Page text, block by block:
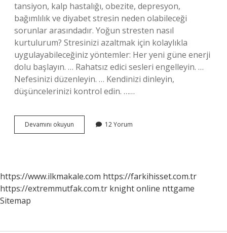
tansiyon, kalp hastalığı, obezite, depresyon,
bağımlılık ve diyabet stresin neden olabileceği
sorunlar arasındadır. Yoğun stresten nasıl
kurtulurum? Stresinizi azaltmak için kolaylıkla
uygulayabileceğiniz yöntemler: Her yeni güne enerji
dolu başlayın. … Rahatsız edici sesleri engelleyin. …
Nefesinizi düzenleyin. … Kendinizi dinleyin,
düşüncelerinizi kontrol edin. ……
Devamını okuyun
Biriken
12 Yorum
https://www.ilkmakale.com https://farkihisset.com.tr
https://extremmutfak.com.tr knight online nttgame
Sitemap